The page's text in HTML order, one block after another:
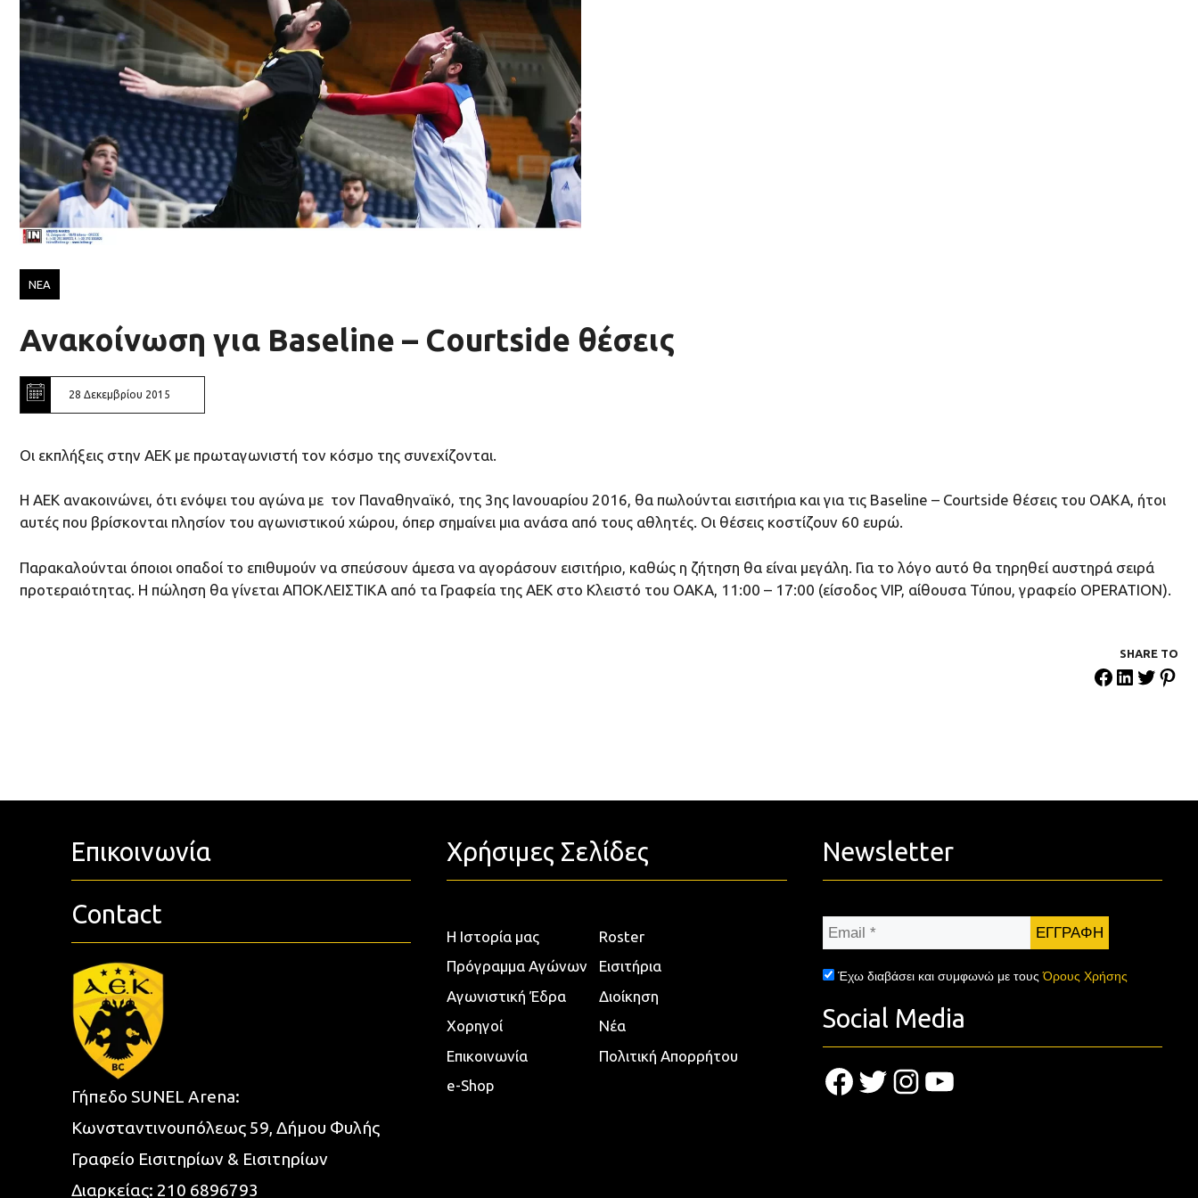
ΝΕΑ
Ανακοίνωση για Baseline – Courtside θέσεις
28 Δεκεμβρίου 2015
Οι εκπλήξεις στην ΑΕΚ με πρωταγωνιστή τον κόσμο της συνεχίζονται.
Η ΑΕΚ ανακοινώνει, ότι ενόψει του αγώνα με τον Παναθηναϊκό, της 3ης Ιανουαρίου 2016, θα πωλούνται εισιτήρια και για τις Baseline – Courtside θέσεις του ΟΑΚΑ, ήτοι
αυτές που βρίσκονται πλησίον του αγωνιστικού χώρου, όπερ σημαίνει μια ανάσα από τους αθλητές. Οι θέσεις κοστίζουν 60 ευρώ.
Παρακαλούνται όποιοι οπαδοί το επιθυμούν να σπεύσουν άμεσα να αγοράσουν εισιτήριο, καθώς η ζήτηση θα είναι μεγάλη. Για το λόγο αυτό θα τηρηθεί αυστηρά σειρά
προτεραιότητας. Η πώληση θα γίνεται ΑΠΟΚΛΕΙΣΤΙΚΑ από τα Γραφεία της ΑΕΚ στο Κλειστό του ΟΑΚΑ, 11:00 – 17:00 (είσοδος VIP, αίθουσα Τύπου, γραφείο OPERATION).
SHARE ΤΟ
Επικοινωνία
Contact
Γήπεδο SUNEL Arena:
Κωνσταντινουπόλεως 59, Δήμου Φυλής
Γραφείο Εισιτηρίων & Εισιτηρίων
Διαρκείας: 210 6896793
Χρήσιμες Σελίδες
Η Ιστορία μας
Roster
Πρόγραμμα Αγώνων
Εισιτήρια
Αγωνιστική Έδρα
Διοίκηση
Χορηγοί
Νέα
Επικοινωνία
Πολιτική Απορρήτου
e-Shop
Newsletter
Email
Έχω διαβάσει και συμφωνώ με τουςΌρους Χρήσης
Social Media
Facebook
TwitterInstagram
YouTube